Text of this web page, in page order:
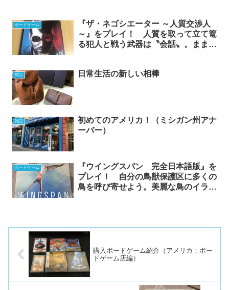
ボードゲーム
『ザ・ネゴシエーター ～人質交渉人
～』をプレイ！ 人質を取って立て篭
る犯人と戦う武器は〝会話〟。ままな
ゲーム！
雑記 日常生活の新しい相棒
雑記
初めてのアメリカ！（ミシガン州アナ
ーバー）
ボードゲーム
『ウイングスパン 完全日本語版』を
プレイ！ 自分の鳥獣保護区に多くの
鳥を呼び寄せよう。美麗な鳥のイラス
購入ボードゲーム紹介（アメリカ：ボー
ドゲーム店編）